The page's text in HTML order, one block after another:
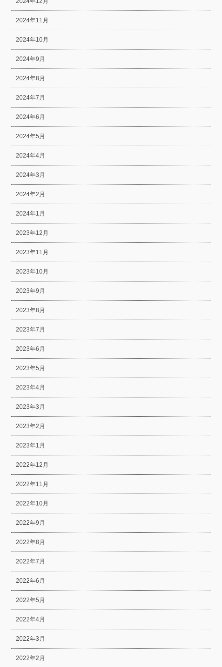
2024年11月
2024年10月
2024年9月
2024年8月
2024年7月
2024年6月
2024年5月
2024年4月
2024年3月
2024年2月
2024年1月
2023年12月
2023年11月
2023年10月
2023年9月
2023年8月
2023年7月
2023年6月
2023年5月
2023年4月
2023年3月
2023年2月
2023年1月
2022年12月
2022年11月
2022年10月
2022年9月
2022年8月
2022年7月
2022年6月
2022年5月
2022年4月
2022年3月
2022年2月